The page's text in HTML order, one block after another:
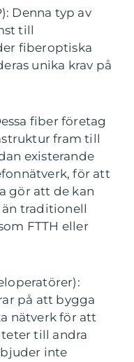
Denna typ av
till
fiberoptiska
unika krav på
fiber företag
fram till
existerande
för att
gör att de kan
traditionell
FTTH eller
på att bygga
nätverk för att
till andra
inte